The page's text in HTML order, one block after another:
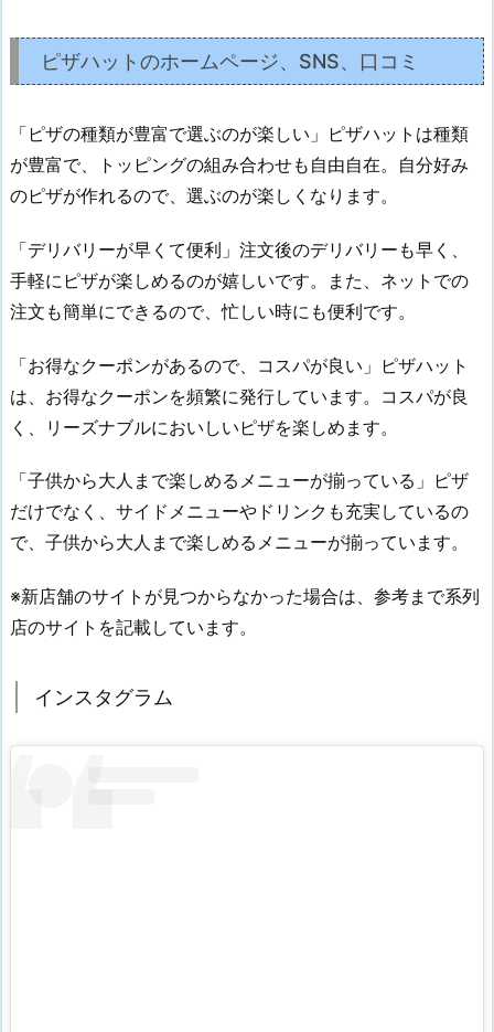
ピザハットのホームページ、SNS、口コミ
「ピザの種類が豊富で選ぶのが楽しい」ピザハットは種類
が豊富で、トッピングの組み合わせも自由自在。自分好み
のピザが作れるので、選ぶのが楽しくなります。
「デリバリーが早くて便利」注文後のデリバリーも早く、
手軽にピザが楽しめるのが嬉しいです。また、ネットでの
注文も簡単にできるので、忙しい時にも便利です。
「お得なクーポンがあるので、コスパが良い」ピザハット
は、お得なクーポンを頻繁に発行しています。コスパが良
く、リーズナブルにおいしいピザを楽しめます。
「子供から大人まで楽しめるメニューが揃っている」ピザ
だけでなく、サイドメニューやドリンクも充実しているの
で、子供から大人まで楽しめるメニューが揃っています。
※新店舗のサイトが見つからなかった場合は、参考まで系列
店のサイトを記載しています。
インスタグラム